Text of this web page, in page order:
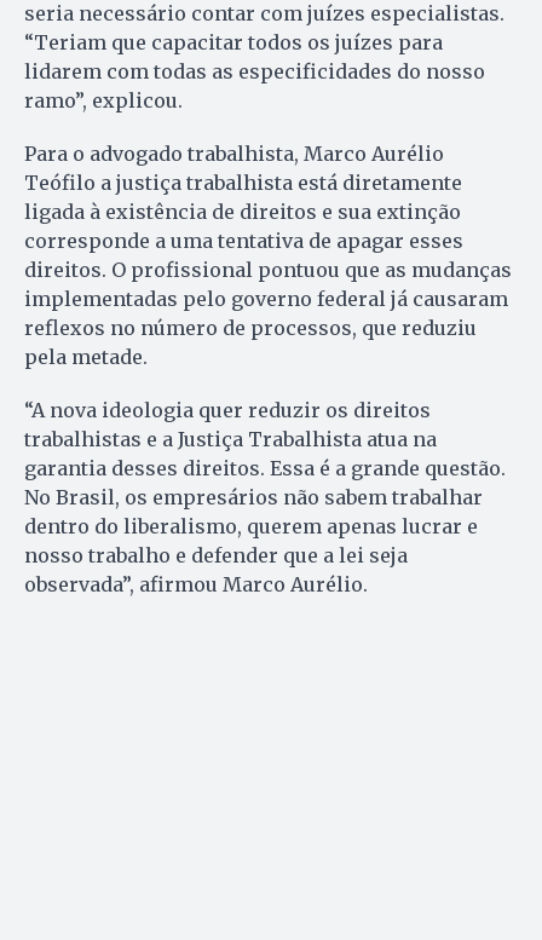
seria necessário contar com juízes especialistas.
“Teriam que capacitar todos os juízes para
lidarem com todas as especificidades do nosso
ramo”, explicou.
Para o advogado trabalhista, Marco Aurélio
Teófilo a justiça trabalhista está diretamente
ligada à existência de direitos e sua extinção
corresponde a uma tentativa de apagar esses
direitos. O profissional pontuou que as mudanças
implementadas pelo governo federal já causaram
reflexos no número de processos, que reduziu
pela metade.
“A nova ideologia quer reduzir os direitos
trabalhistas e a Justiça Trabalhista atua na
garantia desses direitos. Essa é a grande questão.
No Brasil, os empresários não sabem trabalhar
dentro do liberalismo, querem apenas lucrar e
nosso trabalho e defender que a lei seja
observada”, afirmou Marco Aurélio.